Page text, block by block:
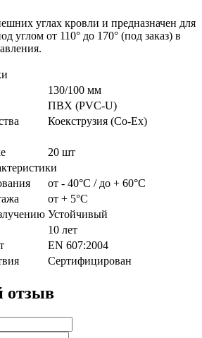
углах кровли и предназначен для
углом от 110° до 170° (под заказ) в
130/100 мм
ПВХ (PVC-U)
Коекструзия (Co-Ex)
20 шт
от - 40°С / до + 60°С
от + 5°С
Устойчивый
10 лет
EN 607:2004
Сертифицирован
отзыв